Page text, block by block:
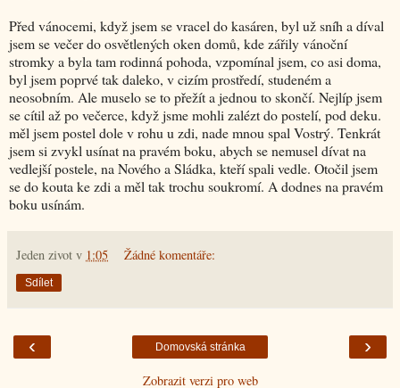
Před vánocemi, když jsem se vracel do kasáren, byl už sníh a díval
jsem se večer do osvětlených oken domů, kde zářily vánoční
stromky a byla tam rodinná pohoda, vzpomínal jsem, co asi doma,
byl jsem poprvé tak daleko, v cizím prostředí, studeném a
neosobním. Ale muselo se to přežít a jednou to skončí. Nejlíp jsem
se cítil až po večerce, když jsme mohli zalézt do postelí, pod deku.
měl jsem postel dole v rohu u zdi, nade mnou spal Vostrý. Tenkrát
jsem si zvykl usínat na pravém boku, abych se nemusel dívat na
vedlejší postele, na Nového a Sládka, kteří spali vedle. Otočil jsem
se do kouta ke zdi a měl tak trochu soukromí. A dodnes na pravém
boku usínám.
Jeden zivot v 1:05 Žádné komentáře:
Sdílet
‹ ›
Domovská stránka
Zobrazit verzi pro web